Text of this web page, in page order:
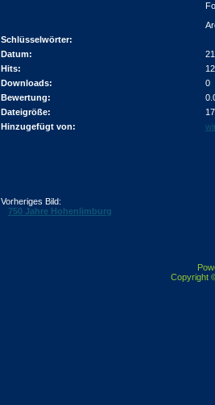
Schlüsselwörter:
Datum:
Hits:
Downloads:
0
Bewertung:
Dateigröße:
Hinzugefügt von:
Vorheriges Bild:
750 Jahre Hohenlimburg
Copyright